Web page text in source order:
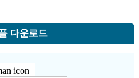
다운로드